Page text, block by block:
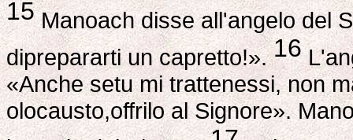
15Manoach disse all'angelo del
diprepararti un capretto!».16
«Anche setu mi trattenessi, non
olocausto,offrilo al Signore».